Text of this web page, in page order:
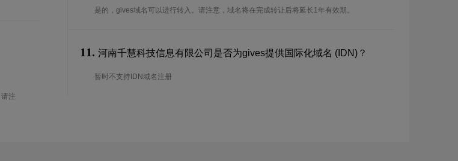
注
是的，gives域名可以进行转入。请注意，域名将在完成转让后将延长1年有效期。
11. 河南千慧科技信息有限公司是否为gives提供国际化域名 (IDN)？
暂时不支持IDN域名注册